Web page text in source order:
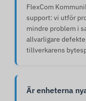
FlexCom
support: vi utför
mindre problem i
allvarligare
tillverkarens
Är enheterna